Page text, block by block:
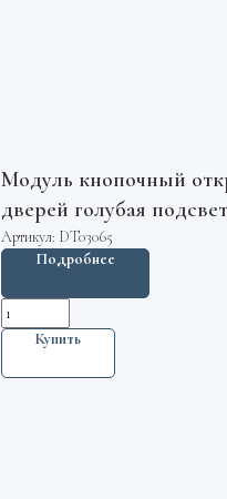
Модуль кнопочный
дверей голубая
KSS KM857782G07 Kone
Артикул: DT03065
Подробнее
Купить